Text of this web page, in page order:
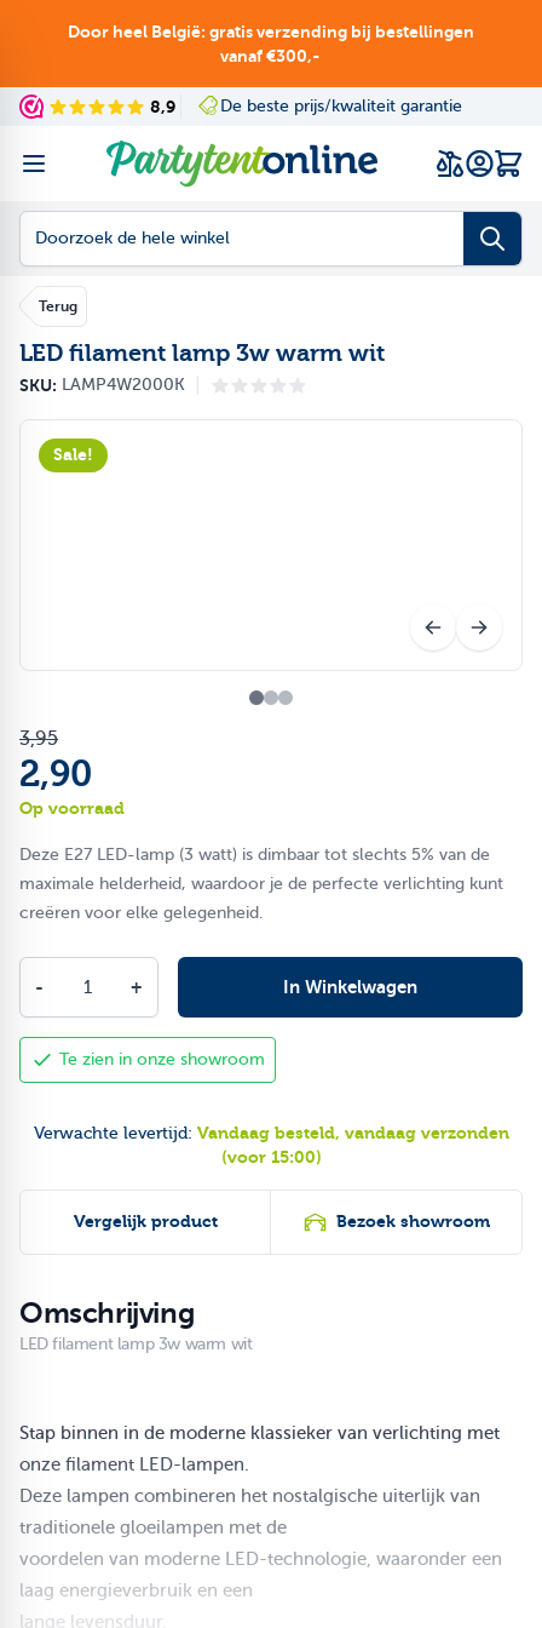
Door heel België: gratis verzending bij bestellingen
vanaf €300,-
8,9 Navigating through
Press to skip the
De beste prijs/kwaliteit garantie
Terug
LED filament lamp 3w warm wit
SKU: LAMP4W2000K
Sale!
3,95
2,90
Op voorraad
Deze E27 LED-lamp (3 watt) is dimbaar tot slechts 5% van de
maximale helderheid, waardoor je de perfecte verlichting kunt
creëren voor elke gelegenheid.
- + In Winkelwagen
Te zien in onze showroom
Verwachte levertijd: Vandaag besteld, vandaag verzonden
(voor 15:00)
Vergelijk product Bezoek showroom
Omschrijving
LED filament lamp 3w warm wit
Stap binnen in de moderne klassieker van verlichting met
onze filament LED-lampen.
Deze lampen combineren het nostalgische uiterlijk van
traditionele gloeilampen met de
voordelen van moderne LED-technologie, waaronder een
laag energieverbruik en een
lange levensduur.